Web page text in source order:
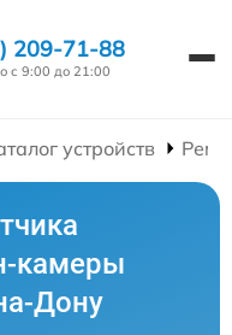
209-71-88
с 9:00 до 21:00
устройств
камеры
Дону